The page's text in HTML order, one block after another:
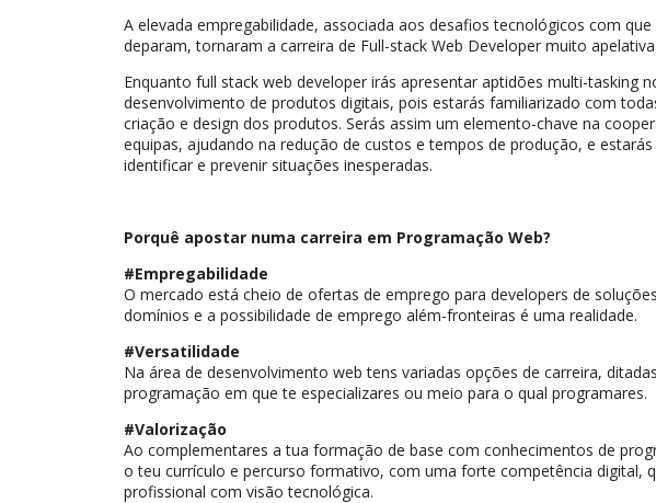
A elevada empregabilidade, associada aos desafios tecnológicos com
deparam, tornaram a carreira de Full-stack Web Developer muito apelativa.
Enquanto full stack web developer irás apresentar aptidões multi-tasking
desenvolvimento de produtos digitais, pois estarás familiarizado com
criação e design dos produtos. Serás assim um elemento-chave na
equipas, ajudando na redução de custos e tempos de produção, e
identificar e prevenir situações inesperadas.
Porquê apostar numa carreira em Programação Web?
#Empregabilidade
O mercado está cheio de ofertas de emprego para developers de
domínios e a possibilidade de emprego além-fronteiras é uma realidade.
#Versatilidade
Na área de desenvolvimento web tens variadas opções de carreira,
programação em que te especializares ou meio para o qual programares.
#Valorização
Ao complementares a tua formação de base com conhecimentos de
o teu currículo e percurso formativo, com uma forte competência digital,
profissional com visão tecnológica.